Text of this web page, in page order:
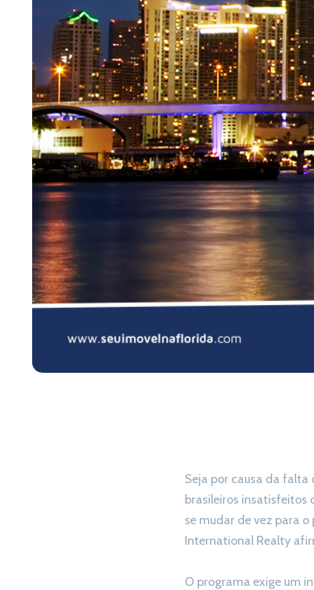
Seja por causa da falta
brasileiros insatisfeitos
se mudar de vez para
International Realty
O programa exige um